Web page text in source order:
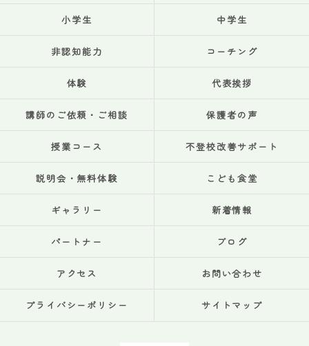
小学生 中学生
非認知能力 コーチング
体験 代表挨拶
講師のご依頼・ご相談 保護者の声
授業コース 不登校改善サポート
説明会・無料体験 こども食堂
ギャラリー 新着情報
パートナー ブログ
アクセス お問い合わせ
プライバシーポリシー サイトマップ